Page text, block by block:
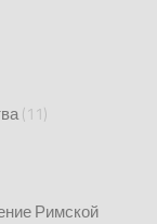
(11)
Римской